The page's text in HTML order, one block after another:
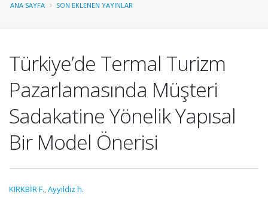
ANA SAYFA SON EKLENEN YAYINLAR
Türkiye’de Termal Turizm
Pazarlamasında Müşteri
Sadakatine Yönelik Yapısal
Bir Model Önerisi
KIRKBİR F.,Ayyıldız h.